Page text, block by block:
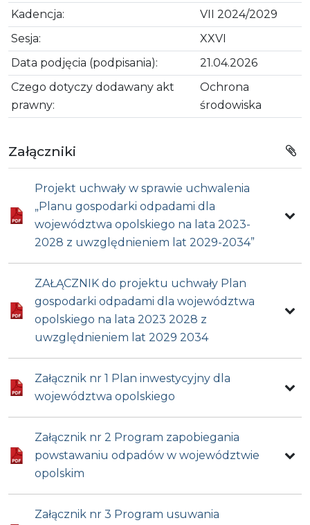
Kadencja:
VII 2024/2029
Sesja:
XXVI
Data podjęcia (podpisania):
21.04.2026
Czego dotyczy dodawany akt
prawny:
Ochrona
środowiska
Załączniki
Projekt uchwały w sprawie uchwalenia
„Planu gospodarki odpadami dla
województwa opolskiego na lata 2023-
2028 z uwzględnieniem lat 2029-2034”
ZAŁĄCZNIK do projektu uchwały Plan
gospodarki odpadami dla województwa
opolskiego na lata 2023 2028 z
uwzględnieniem lat 2029 2034
Załącznik nr 1 Plan inwestycyjny dla
województwa opolskiego
Załącznik nr 2 Program zapobiegania
powstawaniu odpadów w województwie
opolskim
Załącznik nr 3 Program usuwania